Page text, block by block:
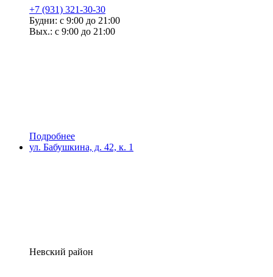
+7 (931) 321-30-30
Будни: с 9:00 до 21:00
Вых.: с 9:00 до 21:00
Подробнее
ул. Бабушкина, д. 42, к. 1
Невский район